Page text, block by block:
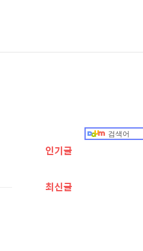
정
인기글
최신글